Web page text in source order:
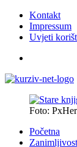
Kontakt
Impressum
Uvjeti
Foto:
Početna